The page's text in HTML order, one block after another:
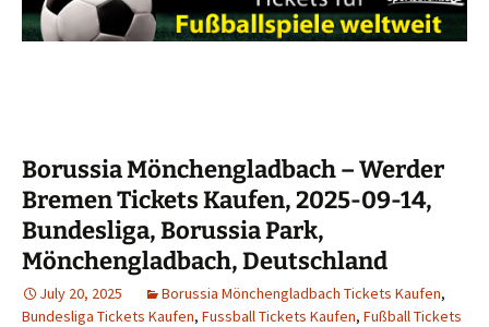
Borussia Mönchengladbach – Werder
Bremen Tickets Kaufen, 2025-09-14,
Bundesliga, Borussia Park,
Mönchengladbach, Deutschland
July 20, 2025 Borussia Mönchengladbach Tickets Kaufen,
Bundesliga Tickets Kaufen, Fussball Tickets Kaufen, Fußball Tickets